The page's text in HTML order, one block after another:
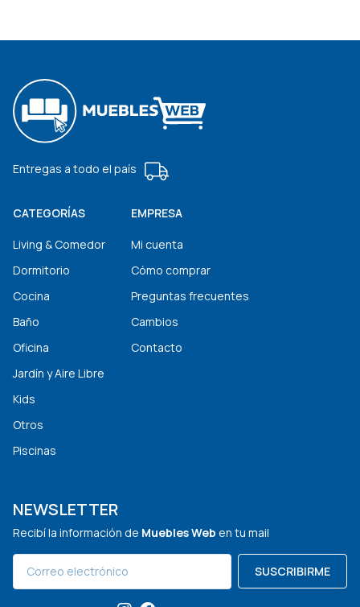
Entregas a todo el país
CATEGORÍAS
Living & Comedor
Dormitorio
Cocina
Baño
Oficina
Jardín y Aire Libre
Kids
Otros
Piscinas
EMPRESA
Mi cuenta
Cómo comprar
Preguntas frecuentes
Cambios
Contacto
NEWSLETTER
Recibí la información de Muebles Web en tu mail
SUSCRIBIRME